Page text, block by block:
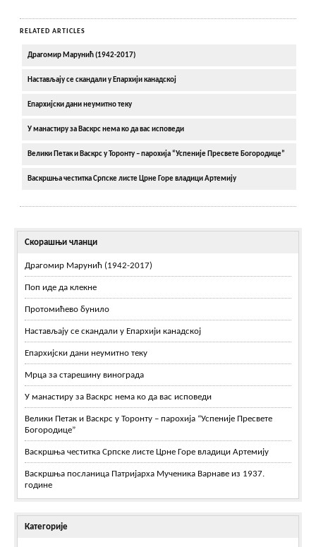
RELATED ARTICLES
Драгомир Марунић (1942-2017)
Настављају се скандали у Епархији канадској
Епархијски дани неумитно теку
У манастиру за Васкрс нема ко да вас исповеди
Велики Петак и Васкрс у Торонту – парохија “Успеније Пресвете Богородице”
Васкршња честитка Српске листе Црне Горе владици Артемију
Скорашњи чланци
Драгомир Марунић (1942-2017)
Поп иде да клекне
Протомићево бунило
Настављају се скандали у Епархији канадској
Епархијски дани неумитно теку
Мрца за старешину винограда
У манастиру за Васкрс нема ко да вас исповеди
Велики Петак и Васкрс у Торонту – парохија “Успеније Пресвете
Богородице”
Васкршња честитка Српске листе Црне Горе владици Артемију
Васкршња посланица Патријарха Мученика Варнаве из 1937.
године
Категорије